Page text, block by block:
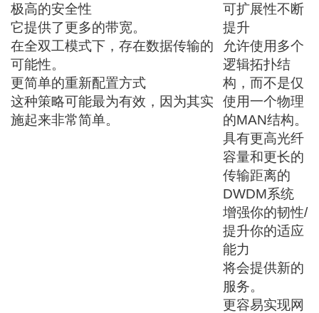
极高的安全性
它提供了更多的带宽。
在全双工模式下，存在数据传输的
可能性。
更简单的重新配置方式
这种策略可能最为有效，因为其实
施起来非常简单。
可扩展性不断
提升
允许使用多个
逻辑拓扑结
构，而不是仅
使用一个物理
的MAN结构。
具有更高光纤
容量和更长的
传输距离的
DWDM系统
增强你的韧性/
提升你的适应
能力
将会提供新的
服务。
更容易实现网